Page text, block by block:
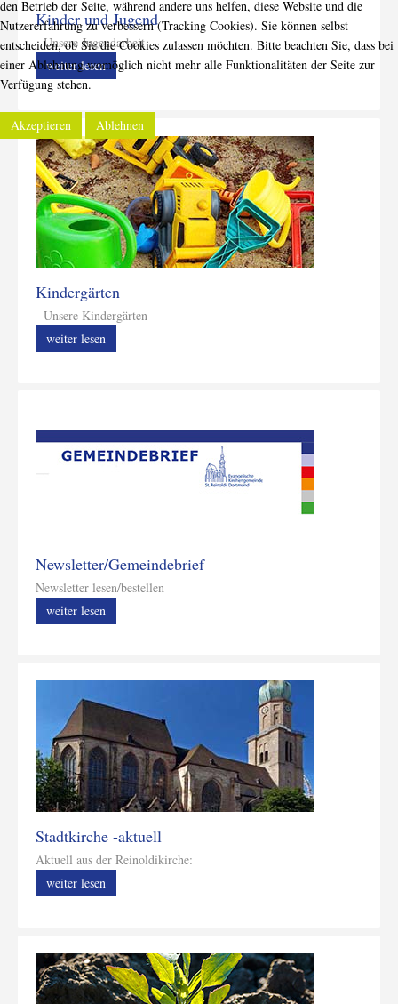
Kinder und Jugend
Unsere Jugendarbeit
weiter lesen
Kindergärten
Unsere Kindergärten
weiter lesen
Newsletter/Gemeindebrief
Newsletter lesen/bestellen
weiter lesen
Stadtkirche -aktuell
Aktuell aus der Reinoldikirche:
weiter lesen
den Betrieb der Seite, während andere uns helfen, diese Website und die
Nutzererfahrung zu verbessern (Tracking Cookies). Sie können selbst
entscheiden, ob Sie die Cookies zulassen möchten. Bitte beachten Sie, dass bei
einer Ablehnung womöglich nicht mehr alle Funktionalitäten der Seite zur
Verfügung stehen.
Akzeptieren Ablehnen